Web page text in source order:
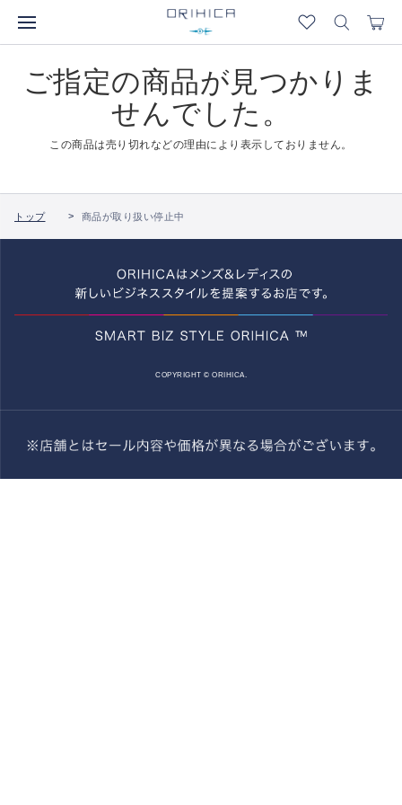
ご指定の商品が見つかりま
せんでした。
この商品は売り切れなどの理由により表示しておりません。
トップ 商品が取り扱い停止中
COPYRIGHT © ORIHICA.